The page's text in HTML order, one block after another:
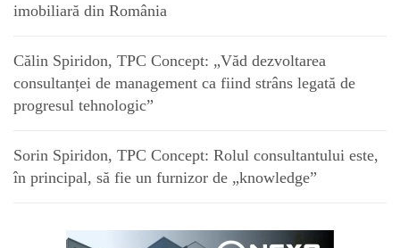
imobiliară din România
Călin Spiridon, TPC Concept: „Văd dezvoltarea
consultanței de management ca fiind strâns legată de
progresul tehnologic”
Sorin Spiridon, TPC Concept: Rolul consultantului este,
în principal, să fie un furnizor de „knowledge”